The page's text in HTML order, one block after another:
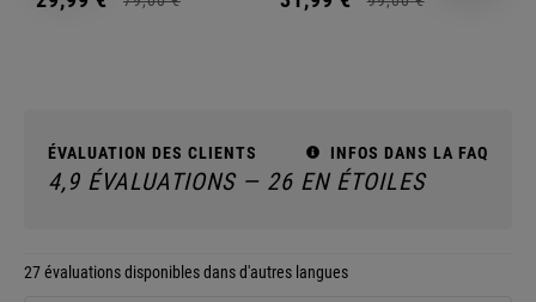
ÉVALUATION DES CLIENTS INFOS DANS LA FAQ
4,9 ÉVALUATIONS — 26 EN ÉTOILES
27 évaluations disponibles dans d'autres langues